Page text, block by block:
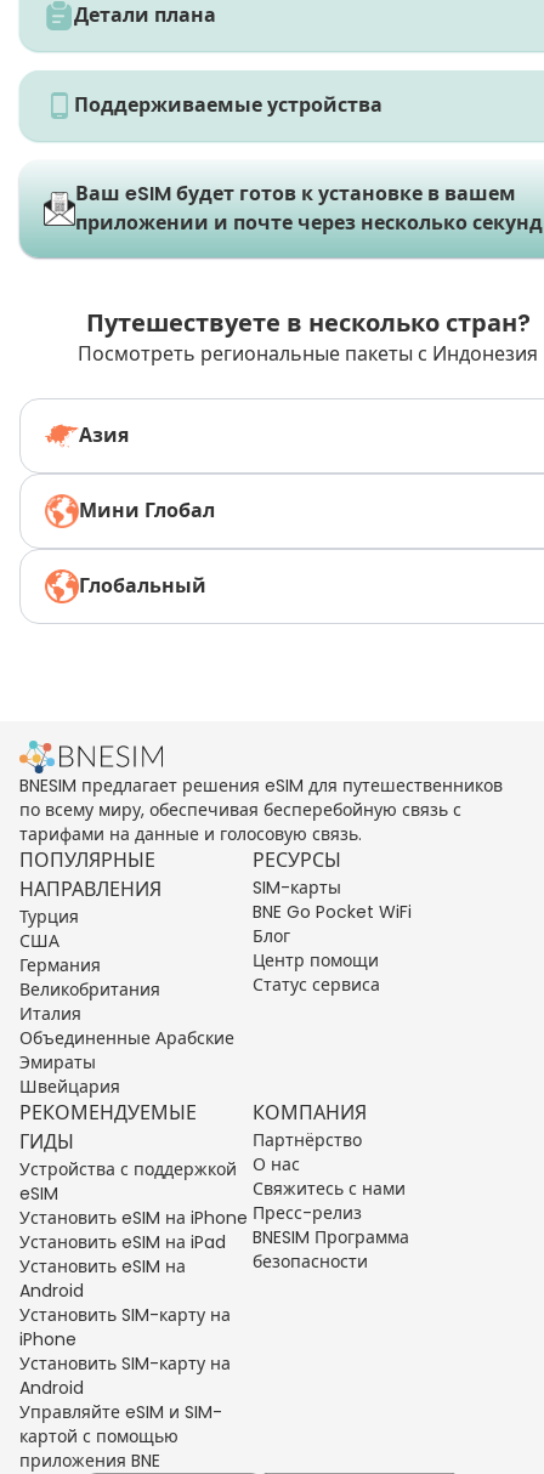
Детали плана
Поддерживаемые устройства
Ваш eSIM будет готов к установке в вашем
приложении и почте через несколько
Путешествуете в несколько стран?
Посмотреть региональные пакеты с Индонезия
Азия
Мини Глобал
Глобальный
BNESIM предлагает решения eSIM для путешественников
по всему миру, обеспечивая бесперебойную связь с
тарифами на данные и голосовую связь.
ПОПУЛЯРНЫЕ
НАПРАВЛЕНИЯ
Турция
США
Германия
Великобритания
Италия
Объединенные Арабские
Эмираты
Швейцария
РЕСУРСЫ
SIM-карты
BNE Go Pocket WiFi
Блог
Центр помощи
Статус сервиса
РЕКОМЕНДУЕМЫЕ
ГИДЫ
Устройства с поддержкой
eSIM
Установить eSIM на iPhone
Установить eSIM на iPad
Установить eSIM на
Android
Установить SIM-карту на
iPhone
Установить SIM-карту на
Android
Управляйте eSIM и SIM-
картой с помощью
приложения BNE
КОМПАНИЯ
Партнёрство
О нас
Свяжитесь с нами
Пресс-релиз
BNESIM Программа
безопасности